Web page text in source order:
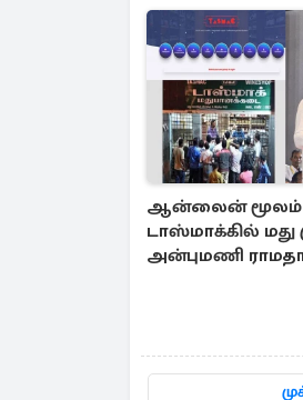
ஆன்லைன் மூலம்
டாஸ்மாக்கில் மது
அன்புமணி